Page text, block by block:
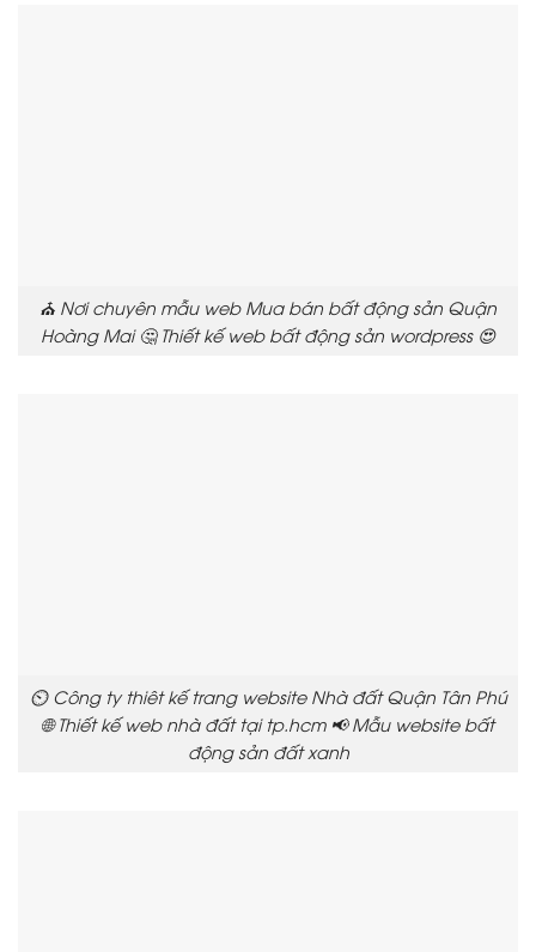
⛪ Nơi chuyên mẫu web Mua bán bất động sản Quận
Hoàng Mai 🤔 Thiết kế web bất động sản wordpress 😍
⏲️ Công ty thiêt kế trang website Nhà đất Quận Tân Phú
🌐 Thiết kế web nhà đất tại tp.hcm 📢 Mẫu website bất
động sản đất xanh